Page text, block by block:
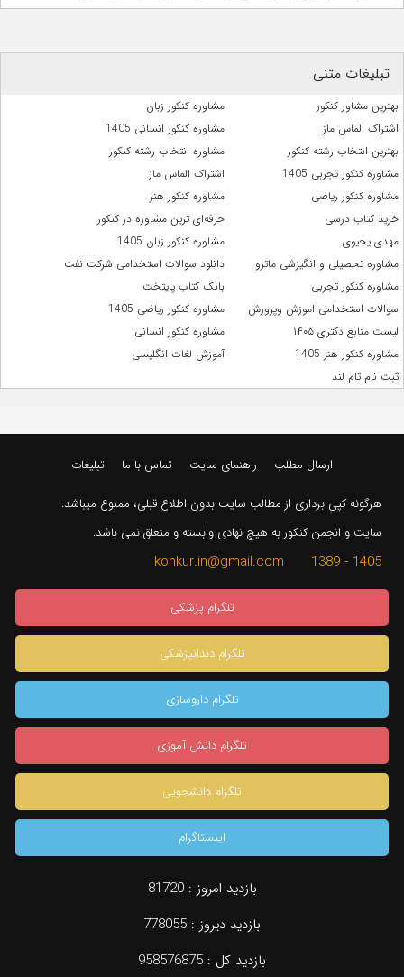
تبلیغات متنی
بهترین مشاور کنکور
مشاوره کنکور زبان
اشتراک الماس ماز
مشاوره کنکور انسانی 1405
بهترین انتخاب رشته کنکور
مشاوره انتخاب رشته کنکور
مشاوره کنکور تجربی 1405
اشتراک الماس ماز
مشاوره کنکور ریاضی
مشاوره کنکور هنر
خرید کتاب درسی
حرفه‌ای ترین مشاوره در کنکور
مهدی یحیوی
مشاوره کنکور زبان 1405
مشاوره تحصیلی و انگیزشی ماترو
دانلود سوالات استخدامی شرکت نفت
مشاوره کنکور تجربی
بانک کتاب پایتخت
سوالات استخدامی اموزش وپرورش
مشاوره کنکور ریاضی 1405
لیست منابع دکتری ۱۴۰۵
مشاوره کنکور انسانی
مشاوره کنکور هنر 1405
آموزش لغات انگلیسی
ثبت نام تام لند
ارسال مطلب راهنمای سایت تماس با ما تبلیغات
هرگونه کپی برداری از مطالب سایت بدون اطلاع قبلی، ممنوع میباشد.
سایت و انجمن کنکور به هیچ نهادی وابسته و متعلق نمی باشد.
1405 - 1389 konkur.in@gmail.com
تلگرام پزشکی
تلگرام دندانپزشکی
تلگرام داروسازی
تلگرام دانش آموزی
تلگرام دانشجویی
اینستاگرام
بازدید امروز :81720
بازدید دیروز : 778055
بازدید کل : 958576875